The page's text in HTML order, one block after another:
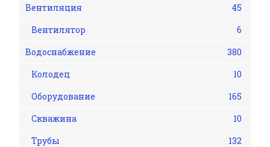
Вентиляция
45
Вентилятор
6
Водоснабжение
380
Колодец
10
Оборудование
165
Скважина
10
Трубы
132